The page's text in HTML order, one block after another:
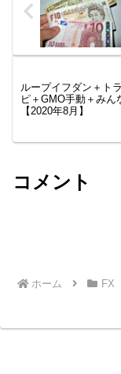
ループイフダン＋ト
ピ＋GMO手動＋みん
【2020年8月】
コメント
ホーム FX